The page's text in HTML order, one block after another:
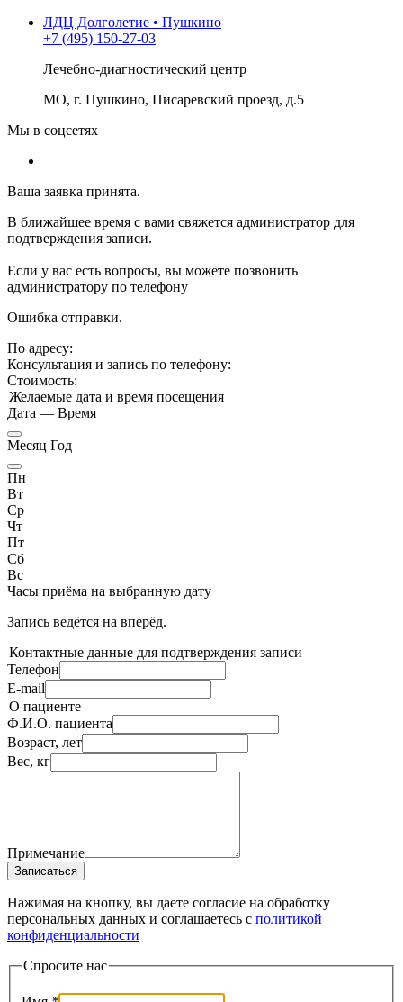
ЛДЦ Долголетие • Пушкино
+7 (495) 150-27-03
Лечебно-диагностический центр
МО, г. Пушкино, Писаревский проезд, д.5
Мы в соцсетях
Ваша заявка принята.
В ближайшее время с вами свяжется администратор для
подтверждения записи.
Если у вас есть вопросы, вы можете позвонить
администратору по телефону
Ошибка отправки.
По адресу:
Консультация и запись по телефону:
Стоимость:
Желаемые дата и время посещения
Дата — Время
Месяц Год
Пн
Вт
Ср
Чт
Пт
Сб
Вс
Часы приёма на выбранную дату
Запись ведётся на вперёд.
Контактные данные для подтверждения записи
Телефон
E-mail
О пациенте
Ф.И.О. пациента
Возраст, лет
Вес, кг
Примечание
Записаться
Нажимая на кнопку, вы даете согласие на обработку
персональных данных и соглашаетесь c политикой
конфиденциальности
Спросите нас